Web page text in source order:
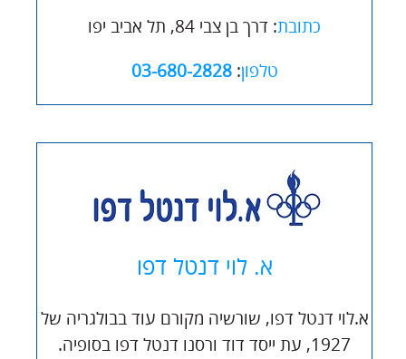
כתובת: דרך בן צבי 84, תל אביב יפו
טלפון:
03-680-2828
א. לוי דנטל דפו
א.לוי דנטל דפו, שורשיה מקורם עוד בבולגריה של
1927, עת ייסד דוד ורסנו דנטל דפו בסופיה.